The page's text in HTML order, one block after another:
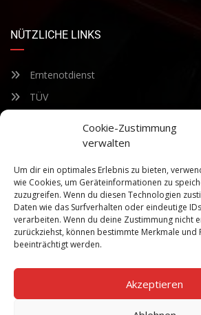
Cookie-Zustimmung
verwalten
Um dir ein optimales Erlebnis zu bieten,
wie Cookies, um Geräteinformationen zu
zuzugreifen. Wenn du diesen Technologien
Daten wie das Surfverhalten oder eindeutige
verarbeiten. Wenn du deine Zustimmung nicht
zurückziehst, können bestimmte Merkmale und
beeinträchtigt werden.
Akzeptieren
NÜTZLICHE LINKS
Erntenotdienst
TÜV
Bleiben Sie auf dem Laufenden über
weiterentwickelnden
Geben Sie Ihre E-Mail-Adresse ein und
Newsletter.